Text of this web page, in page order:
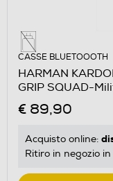
CASSE BLUETOOOTH
HARMAN
GRIP SQUAD-
€ 89,90
Acquisto online:
Ritiro in negozio